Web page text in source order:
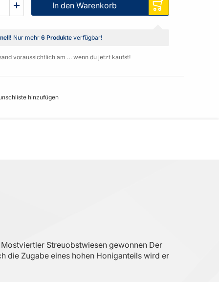
In den Warenkorb
Nur mehr 6 Produkte verfügbar!
voraussichtlich am … wenn du jetzt kaufst!
hinzufügen
Streuobstwiesen gewonnen Der
die Zugabe eines hohen Honiganteils wird er